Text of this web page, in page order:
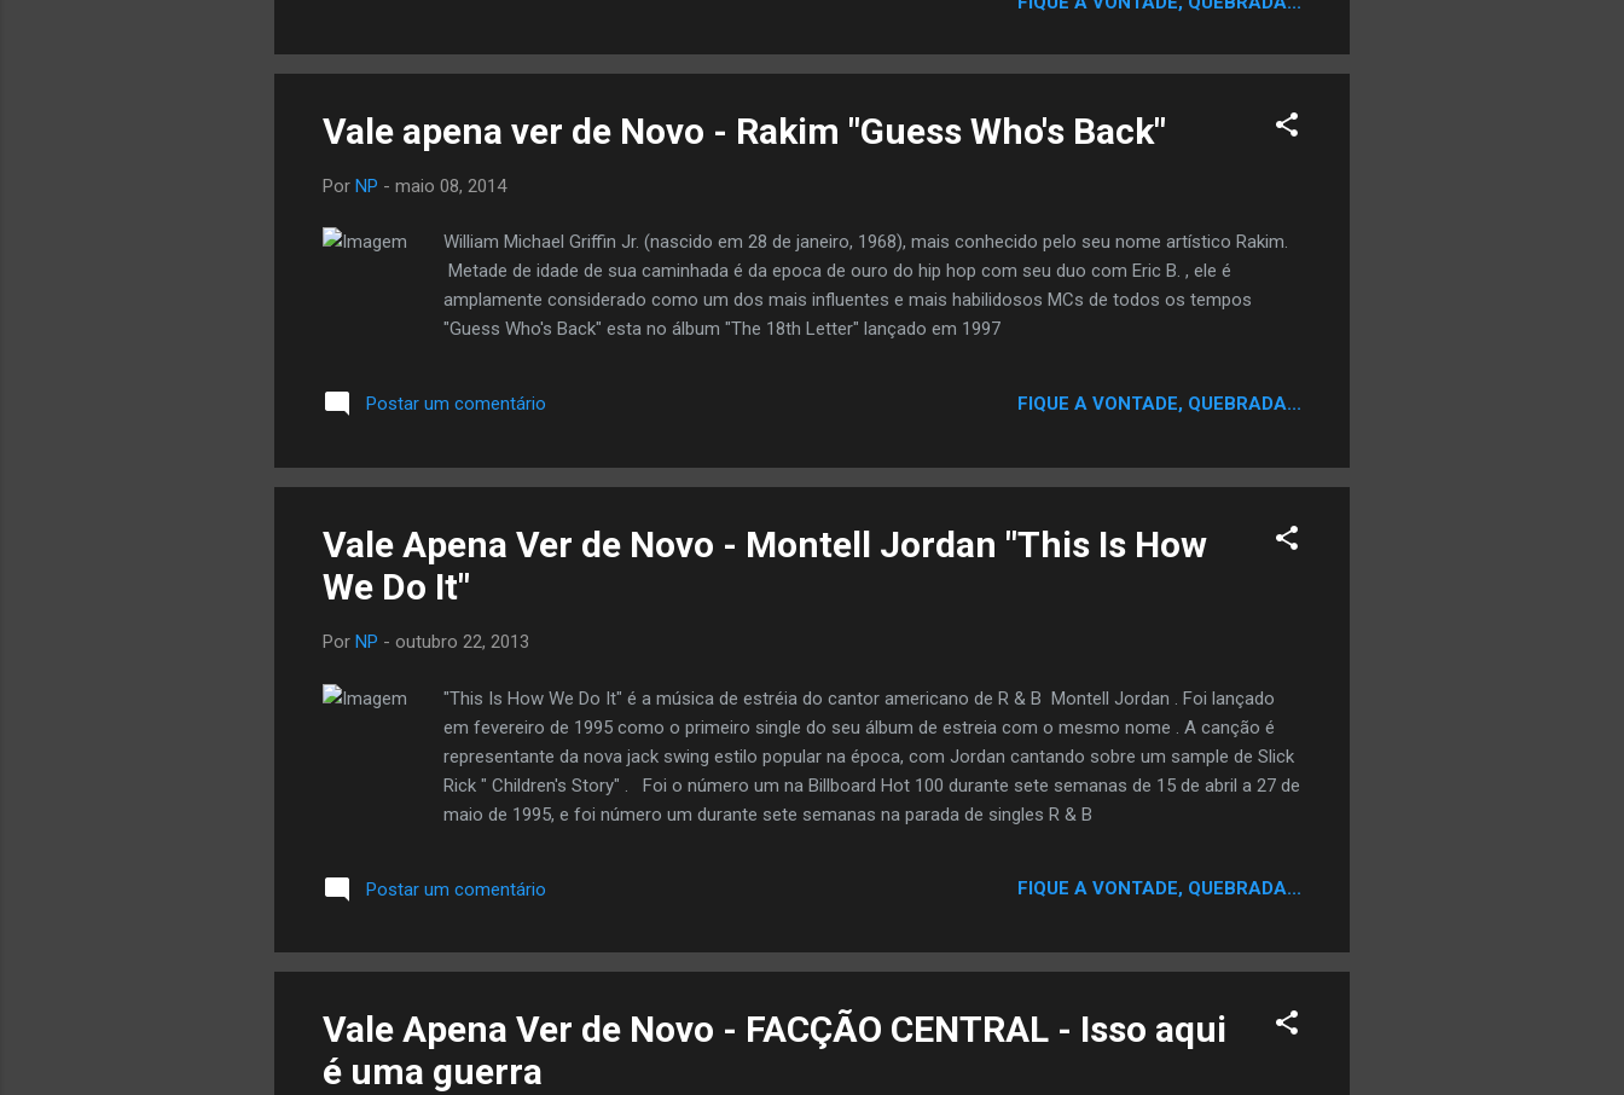
deixa a gravadora Fantasy Music e passa a gravar dentro de seu próprio estúdio. Em 2010, Ndee
samba Art Popular, do grupo Pixote, e de Helião, líder do RZO.3
Vale apena ver de Novo - Rakim "Guess Who's Back"
Por NP - maio 08, 2014
William Michael Griffin Jr. (nascido em 28 de janeiro, 1968), mais conhecido pelo seu nome artístico Rakim.
Metade de idade de sua caminhada é da epoca de ouro do hip hop com seu duo com Eric B. , ele é
amplamente considerado como um dos mais influentes e mais habilidosos MCs de todos os tempos
"Guess Who's Back" esta no álbum "The 18th Letter" lançado em 1997
Postar um comentário FIQUE A VONTADE, QUEBRADA...
Vale Apena Ver de Novo - Montell Jordan "This Is How
We Do It"
Por NP - outubro 22, 2013
"This Is How We Do It" é a música de estréia do cantor americano de R & B Montell Jordan . Foi lançado
em fevereiro de 1995 como o primeiro single do seu álbum de estreia com o mesmo nome . A canção é
representante da nova jack swing estilo popular na época, com Jordan cantando sobre um sample de Slick
Rick " Children's Story" . Foi o número um na Billboard Hot 100 durante sete semanas de 15 de abril a 27 de
maio de 1995, e foi número um durante sete semanas na parada de singles R & B
Postar um comentário FIQUE A VONTADE, QUEBRADA...
Vale Apena Ver de Novo - FACÇÃO CENTRAL - Isso aqui
é uma guerra